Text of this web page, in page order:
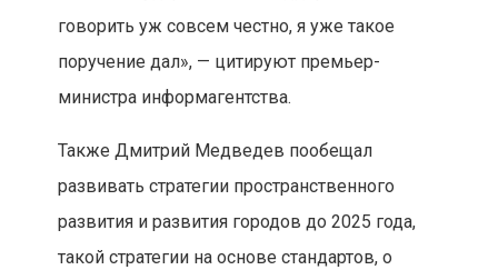
говорить уж совсем честно, я уже такое
поручение дал», — цитируют премьер-
министра информагентства.
Также Дмитрий Медведев пообещал
развивать стратегии пространственного
развития и развития городов до 2025 года,
такой стратегии на основе стандартов, о